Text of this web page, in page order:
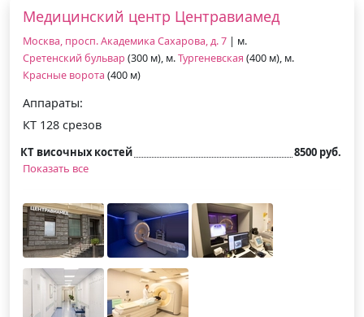
Медицинский центр Центравиамед
Москва, просп. Академика Сахарова, д. 7 | м.
Сретенский бульвар (300 м), м.Тургеневская (400 м), м.
Красные ворота (400 м)
Аппараты:
КТ 128 срезов
КТ височных костей
8500 руб.
Показать все